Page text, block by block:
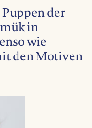
der
in
wie
den Motiven